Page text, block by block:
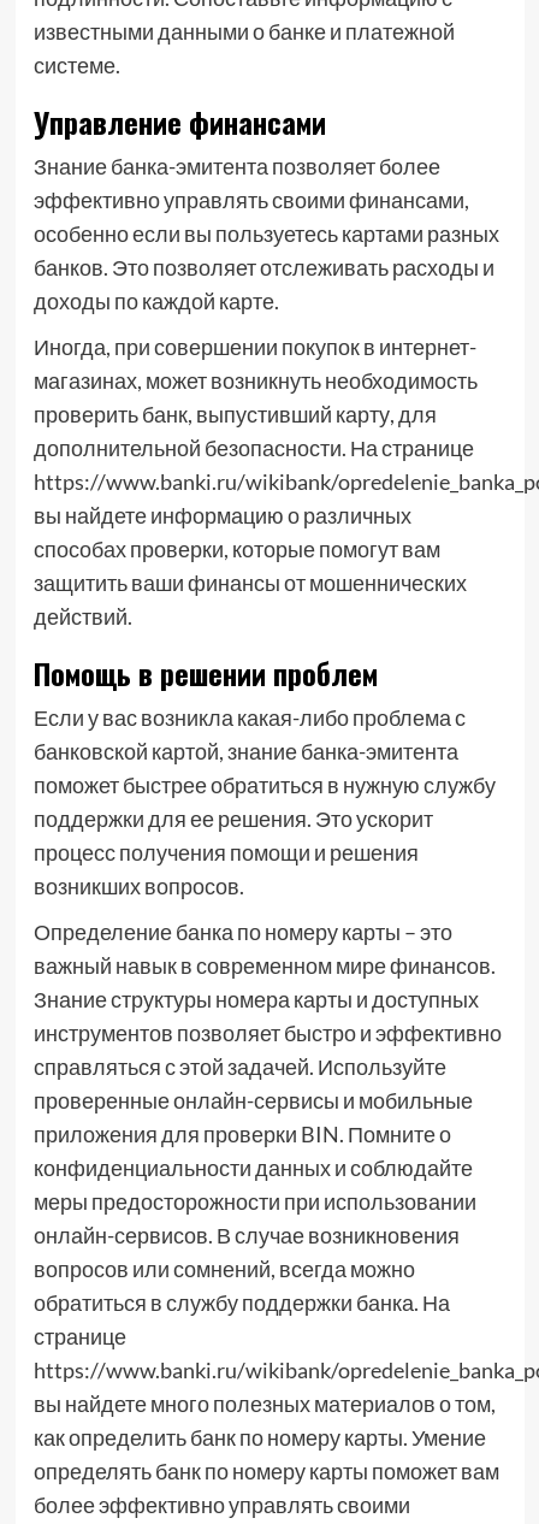
известными данными о банке и платежной
системе.
Управление финансами
Знание банка-эмитента позволяет более
эффективно управлять своими финансами,
особенно если вы пользуетесь картами разных
банков. Это позволяет отслеживать расходы и
доходы по каждой карте.
Иногда, при совершении покупок в интернет-
магазинах, может возникнуть необходимость
проверить банк, выпустивший карту, для
дополнительной безопасности. На странице
https://www.banki.ru/wikibank/
вы найдете информацию о различных
способах проверки, которые помогут вам
защитить ваши финансы от мошеннических
действий.
Помощь в решении проблем
Если у вас возникла какая-либо проблема с
банковской картой, знание банка-эмитента
поможет быстрее обратиться в нужную службу
поддержки для ее решения. Это ускорит
процесс получения помощи и решения
возникших вопросов.
Определение банка по номеру карты – это
важный навык в современном мире финансов.
Знание структуры номера карты и доступных
инструментов позволяет быстро и эффективно
справляться с этой задачей. Используйте
проверенные онлайн-сервисы и мобильные
приложения для проверки BIN. Помните о
конфиденциальности данных и соблюдайте
меры предосторожности при использовании
онлайн-сервисов. В случае возникновения
вопросов или сомнений, всегда можно
обратиться в службу поддержки банка. На
странице
https://www.banki.ru/wikibank/
вы найдете много полезных материалов о том,
как определить банк по номеру карты. Умение
определять банк по номеру карты поможет вам
более эффективно управлять своими